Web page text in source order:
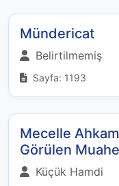
Mündericat
Belirtilmemiş
Sayfa: 1193
Mecelle
Görülen
Küçük Hamdi